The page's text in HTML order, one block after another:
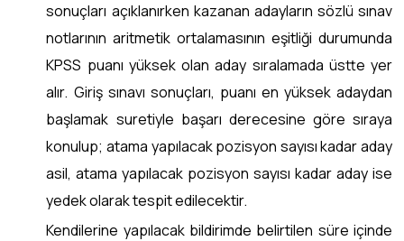
sonuçları açıklanırken kazanan adayların sözlü sınav
notlarının aritmetik ortalamasının eşitliği durumunda
KPSS puanı yüksek olan aday sıralamada üstte yer
alır. Giriş sınavı sonuçları, puanı en yüksek adaydan
başlamak suretiyle başarı derecesine göre sıraya
konulup; atama yapılacak pozisyon sayısı kadar aday
asil, atama yapılacak pozisyon sayısı kadar aday ise
yedek olarak tespit edilecektir.
Kendilerine yapılacak bildirimde belirtilen süre içinde